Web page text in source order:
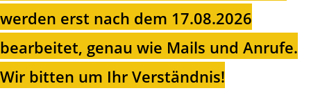
werden erst nach dem 17.08.2026
bearbeitet, genau wie Mails und Anrufe.
Wir bitten um Ihr Verständnis!